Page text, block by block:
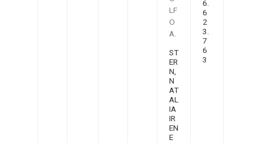
LF
O
A.
ST
ER
N,
N
AT
AL
IA
IR
EN
E
6.
6
2
3.
7
6
3